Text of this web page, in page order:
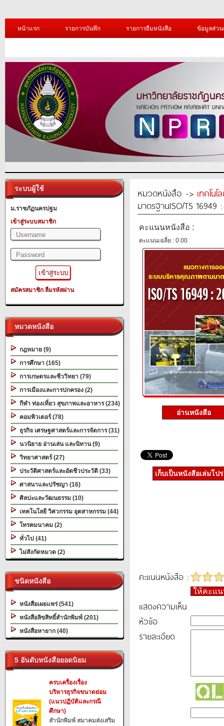
หน้าแรก รายการบันทึก รายการยืมหนังสือ ข้อมูลส่ว
ระบบผู้ใช้
ม.ราชภัฏนครปฐม
เข้าสู่ระบบสมาชิก
สมัครสมาชิก ลืมรหัสผ่าน
หมวดหนังสือ
กฎหมาย (9)
การศึกษา (165)
การเกษตรและชีววิทยา (79)
การเมืองและการปกครอง (2)
กีฬา ท่องเที่ยว สุขภาพและอาหาร (234)
คอมพิวเตอร์ (78)
ธุรกิจ เศรษฐศาสตร์และการจัดการ (31)
นวนิยาย อ่านเล่น และนิทาน (9)
วิทยาศาสตร์ (27)
ประวัติศาสตร์และอัตชีวประวัติ (33)
ศาสนาและปรัชญา (16)
ศิลปะและวัฒนธรรม (10)
เทคโนโลยี วิศวกรรม อุตสาหกรรม (44)
โทรคมนาคม (2)
ทั่วไป (41)
ไม่สังกัดหมวด (2)
ชนิดหนังสือ
หนังสือเผยแพร่ (541)
หนังสือลิขสิทธิ์สำนักพิมพ์ (201)
หนังสือหายาก (40)
5 อันดับหนังสือยอดนิยม
ครบเครื่องเรื่อง
บริหารธุรกิจขนาดย่อม
(แนวปฏิบัติและกรณี
ศึกษา)
สำนักพิมพ์ สมาคมส่งเสริม
หมวดหนังสือ -> เทคโน
มาตรฐานISO/TS 16949
คะแนนหนังสือ :
คะแนนเฉลี่ย : 0.00
อ่านหนังสือ
เก็บเป็นหนังสือเล่มโป
คะแนนหนังสือ :
ให้คะแ
แสดงความเห็น
หัวข้อ
รายละเอียด